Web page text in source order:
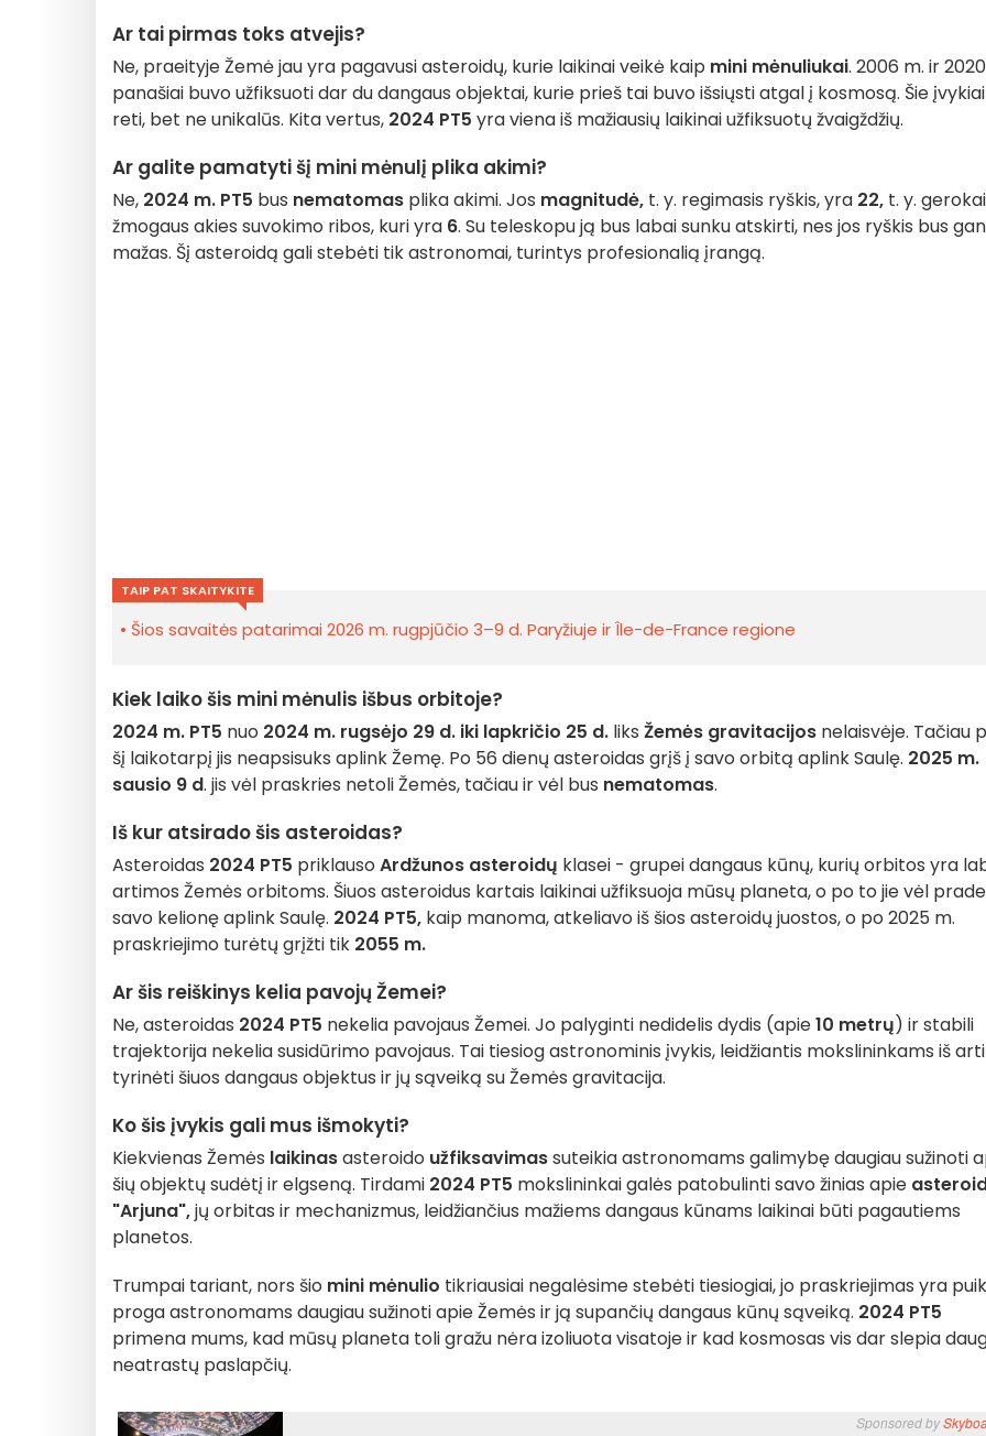
Ar tai pirmas toks atvejis?
Ne, praeityje Žemė jau yra pagavusi asteroidų, kurie laikinai veikė kaip mini mėnuliukai. 2006 m. ir
panašiai buvo užfiksuoti dar du dangaus objektai, kurie prieš tai buvo išsiųsti atgal į kosmosą. Šie
reti, bet ne unikalūs. Kita vertus, 2024 PT5 yra viena iš mažiausių laikinai užfiksuotų žvaigždžių.
Ar galite pamatyti šį mini mėnulį plika akimi?
Ne, 2024 m. PT5 bus nematomas plika akimi. Jos magnitudė, t. y. regimasis ryškis, yra 22, t. y.
žmogaus akies suvokimo ribos, kuri yra 6. Su teleskopu ją bus labai sunku atskirti, nes jos ryškis bus
mažas. Šį asteroidą gali stebėti tik astronomai, turintys profesionalią įrangą.
TAIP PAT SKAITYKITE
Šios savaitės patarimai 2026 m. rugpjūčio 3–9 d. Paryžiuje ir Île-de-France regione
Kiek laiko šis mini mėnulis išbus orbitoje?
2024 m. PT5 nuo 2024 m. rugsėjo 29 d. iki lapkričio 25 d. liks Žemės gravitacijos nelaisvėje. Tačiau
šį laikotarpį jis neapsisuks aplink Žemę. Po 56 dienų asteroidas grįš į savo orbitą aplink Saulę. 2025 m.
sausio 9 d. jis vėl praskries netoli Žemės, tačiau ir vėl bus nematomas.
Iš kur atsirado šis asteroidas?
Asteroidas 2024 PT5 priklauso Ardžunos asteroidų klasei - grupei dangaus kūnų, kurių orbitos yra
artimos Žemės orbitoms. Šiuos asteroidus kartais laikinai užfiksuoja mūsų planeta, o po to jie vėl
savo kelionę aplink Saulę. 2024 PT5, kaip manoma, atkeliavo iš šios asteroidų juostos, o po 2025 m.
praskriejimo turėtų grįžti tik 2055 m.
Ar šis reiškinys kelia pavojų Žemei?
Ne, asteroidas 2024 PT5 nekelia pavojaus Žemei. Jo palyginti nedidelis dydis (apie10 metrų) ir stabili
trajektorija nekelia susidūrimo pavojaus. Tai tiesiog astronominis įvykis, leidžiantis mokslininkams iš arti
tyrinėti šiuos dangaus objektus ir jų sąveiką su Žemės gravitacija.
Ko šis įvykis gali mus išmokyti?
Kiekvienas Žemės laikinasasteroido užfiksavimassuteikia astronomams galimybę daugiau sužinoti
šių objektų sudėtį ir elgseną. Tirdami 2024 PT5 mokslininkai galės patobulinti savo žinias apie
"Arjuna",jų orbitas ir mechanizmus, leidžiančius mažiems dangaus kūnams laikinai būti pagautiems
planetos.
Trumpai tariant, nors šio mini mėnulio tikriausiai negalėsime stebėti tiesiogiai, jo praskriejimas yra
proga astronomams daugiau sužinoti apie Žemės ir ją supančių dangaus kūnų sąveiką. 2024 PT5
primena mums, kad mūsų planeta toli gražu nėra izoliuota visatoje ir kad kosmosas vis dar slepia
neatrastų paslapčių.